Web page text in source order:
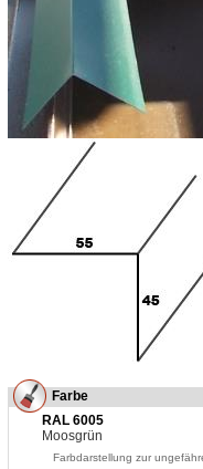
Farbe
RAL 6005
Moosgrün
Farbdarstellung zur